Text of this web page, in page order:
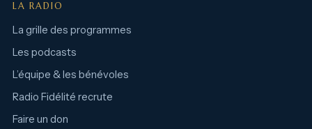
LA RADIO
La grille des programmes
Les podcasts
L’équipe & les bénévoles
Radio Fidélité recrute
Faire un don